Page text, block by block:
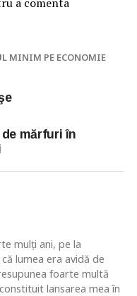
MINIM PE ECONOMIE
mărfuri în
mulţi ani, pe la
lumea era avidă de
foarte multă
lansarea mea în